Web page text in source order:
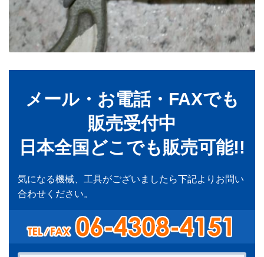
メール・お電話・FAXでも
販売受付中
日本全国どこでも販売可能!!
気になる機械、工具がございましたら下記よりお問い
合わせください。